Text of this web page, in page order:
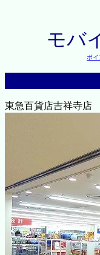
モバ
ポイ
東急百貨店吉祥寺店